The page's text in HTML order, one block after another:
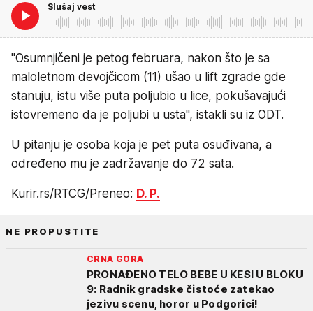
Slušaj vest
"Osumnjičeni je petog februara, nakon što je sa
maloletnom devojčicom (11) ušao u lift zgrade gde
stanuju, istu više puta poljubio u lice, pokušavajući
istovremeno da je poljubi u usta", istakli su iz ODT.
U pitanju je osoba koja je pet puta osuđivana, a
određeno mu je zadržavanje do 72 sata.
Kurir.rs/RTCG/Preneo: D. P.
NE PROPUSTITE
CRNA GORA
PRONAĐENO TELO BEBE U KESI U BLOKU
9: Radnik gradske čistoće zatekao
jezivu scenu, horor u Podgorici!